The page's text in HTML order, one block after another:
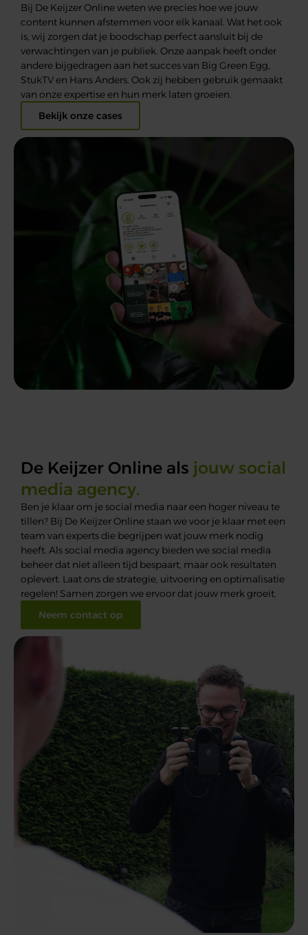
Bij De Keijzer Online weten we precies hoe we jouw
content kunnen afstemmen voor elk kanaal. Wat het ook
is, wij zorgen dat je boodschap perfect aansluit bij de
verwachtingen van je publiek. Onze aanpak heeft onder
andere bijgedragen aan het succes van Big Green Egg,
StukTVen Hans Anders. Ook zij hebben gebruik gemaakt
van onze expertise en hun merk laten groeien.
Bekijk onze cases
De Keijzer Online als jouw social
media agency.
Ben je klaar om je social media naar een hoger niveau te
tillen? Bij De Keijzer Online staan we voor je klaar met een
team van experts die begrijpen wat jouw merk nodig
heeft. Als social media agency bieden we social media
beheerdat niet alleen tijd bespaart, maar ook resultaten
oplevert. Laatonsde strategie, uitvoering en optimalisatie
regelen! Samen zorgen we ervoor dat jouw merk groeit.
Neem contact op